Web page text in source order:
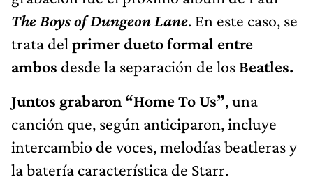
The Boys of Dungeon Lane. En este caso, se
trata del primer dueto formal entre
ambos desde la separación de los Beatles.
Juntos grabaron “Home To Us”, una
canción que, según anticiparon, incluye
intercambio de voces, melodías beatleras y
la batería característica de Starr.